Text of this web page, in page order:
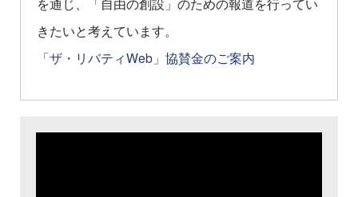
きたいと考えています。
「ザ・リバティWeb」協賛金のご案内